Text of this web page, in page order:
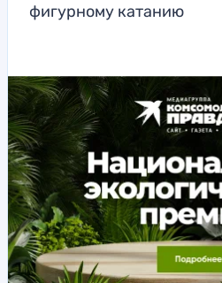
фигурному катанию